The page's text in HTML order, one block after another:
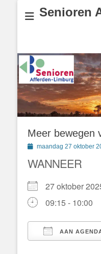
Senioren
Meer bewegen
Geplaatst
maandag 27 oktober
WANNEER
27 oktober
09:15 - 10:00
AAN